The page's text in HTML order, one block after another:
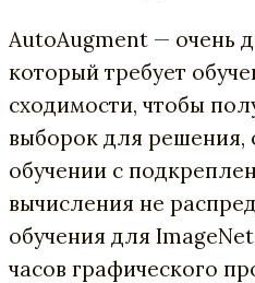
AutoAugment — очень
который требует
сходимости, чтобы
выборок для решения,
обучении с
вычисления не
обучения для
часов графического